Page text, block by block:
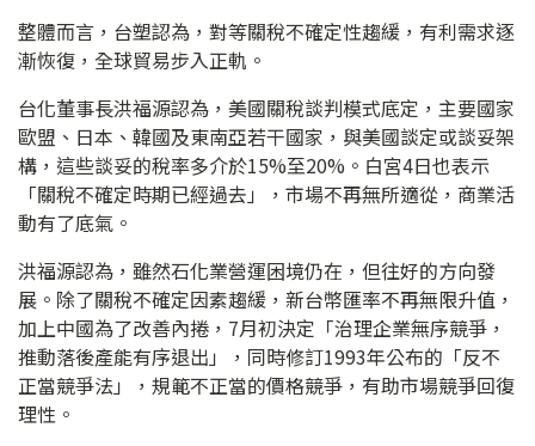
整體而言，台塑認為，對等關稅不確定性趨緩，有利需求逐
漸恢復，全球貿易步入正軌。
台化董事長洪福源認為，美國關稅談判模式底定，主要國家
歐盟、日本、韓國及東南亞若干國家，與美國談定或談妥架
構，這些談妥的稅率多介於15%至20%。白宮4日也表示
「關稅不確定時期已經過去」，市場不再無所適從，商業活
動有了底氣。
洪福源認為，雖然石化業營運困境仍在，但往好的方向發
展。除了關稅不確定因素趨緩，新台幣匯率不再無限升值，
加上中國為了改善內捲，7月初決定「治理企業無序競爭，
推動落後產能有序退出」，同時修訂1993年公布的「反不
正當競爭法」，規範不正當的價格競爭，有助市場競爭回復
理性。